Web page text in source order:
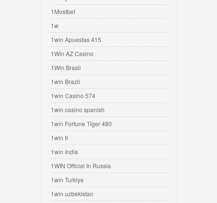
1Mostbet
1w
1win Apuestas 415
1Win AZ Casino
1Win Brasil
1win Brazil
1win Casino 574
1win casino spanish
1win Fortune Tiger 480
1win fr
1win India
1WIN Official In Russia
1win Turkiye
1win uzbekistan